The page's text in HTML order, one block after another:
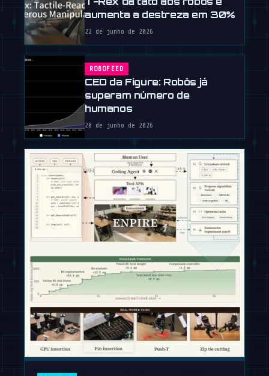
aumenta a destreza em 30%
22 de junho de 2026
ROBOFEED
CEO da Figure: Robôs já
superam número de
humanos
20 de junho de 2026